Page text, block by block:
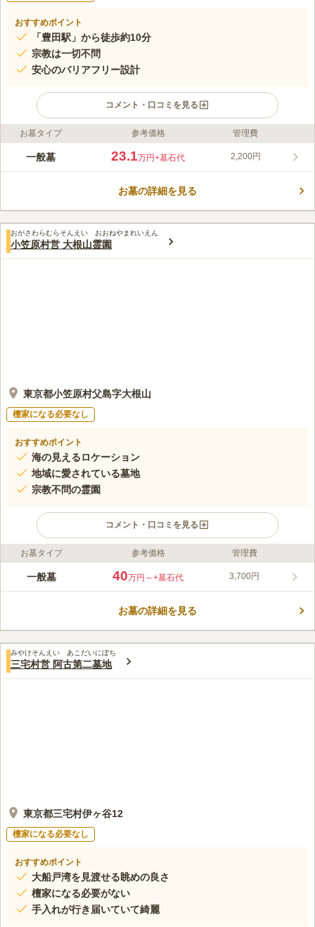
おすすめポイント
「豊田駅」から徒歩約10分
宗教は一切不問
安心のバリアフリー設計
コメント・口コミを見る
ライフドット編集部のコメント
日野市役所が管理する全255区画の市営墓地です。園内は広々と
た場合は不定期に募集し、使用希望者を公募した上で公開抽選し
口コミ評価
みんなの評価
3.5 口コミ
お墓タイプ 参考価格 管理費
一般墓 23.1万円+墓石代 2,200円
お墓の詳細を見る
おがさわらむらそんえい おおねやまれいえん
小笠原村営 大根山霊園
東京都小笠原村父島字大根山
檀家になる必要なし
おすすめポイント
海の見えるロケーション
地域に愛されている墓地
宗教不問の霊園
コメント・口コミを見る
ライフドット編集部のコメント
小笠原村営 大根山霊園は、小笠原諸島 父島にある村営の墓地で
周辺は緑に囲まれていて、すぐ近くに海も見える抜群のロケーシ
口コミ評価
この霊園はまだ誰からも評価されていません。
お墓タイプ 参考価格 管理費
一般墓 40万円～+墓石代 3,700円
お墓の詳細を見る
みやけそんえい あこだいにぼち
三宅村営 阿古第二墓地
東京都三宅村伊ヶ谷12
檀家になる必要なし
おすすめポイント
大船戸湾を見渡せる眺めの良さ
檀家になる必要がない
手入れが行き届いていて綺麗